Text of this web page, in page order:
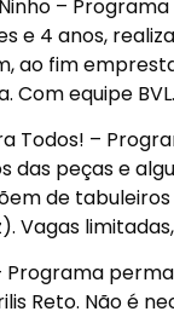
–
e 4 anos,
ao fim
Com equipe
Todos! –
das peças e
de
Vagas
Programa
Reto. Não é